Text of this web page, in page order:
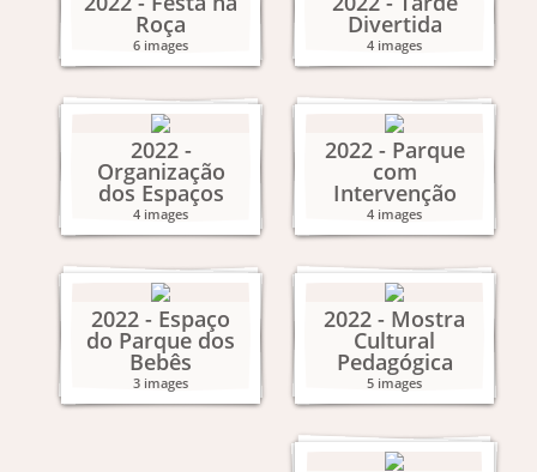
Roça
6 images
Divertida
4 images
2022 -
Organização
dos Espaços
4 images
2022 - Parque
com
Intervenção
4 images
2022 - Espaço
do Parque dos
Bebês
3 images
2022 - Mostra
Cultural
Pedagógica
5 images